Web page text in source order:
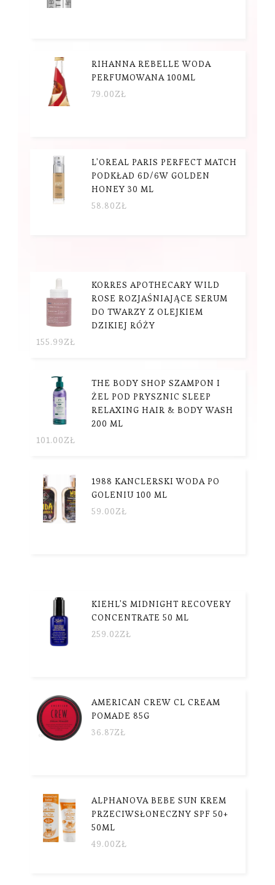
RIHANNA REBELLE WODA
PERFUMOWANA 100ML
79.00ZŁ
L'OREAL PARIS PERFECT MATCH
PODKŁAD 6D/6W GOLDEN
HONEY 30 ML
58.80ZŁ
KORRES APOTHECARY WILD
ROSE ROZJAŚNIAJĄCE SERUM
DO TWARZY Z OLEJKIEM
DZIKIEJ RÓŻY
155.99ZŁ
THE BODY SHOP SZAMPON I
ŻEL POD PRYSZNIC SLEEP
RELAXING HAIR & BODY WASH
200 ML
101.00ZŁ
1988 KANCLERSKI WODA PO
GOLENIU 100 ML
59.00ZŁ
KIEHL'S MIDNIGHT RECOVERY
CONCENTRATE 50 ML
259.02ZŁ
AMERICAN CREW CL CREAM
POMADE 85G
36.87ZŁ
ALPHANOVA BEBE SUN KREM
PRZECIWSŁONECZNY SPF 50+
50ML
49.00ZŁ